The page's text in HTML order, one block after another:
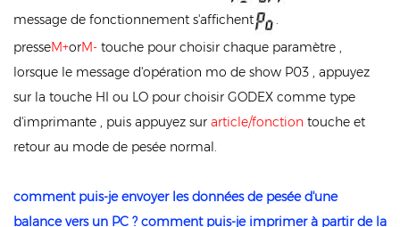
message de fonctionnement s'affichent
.
presseM+orM- touche pour choisir chaque paramètre ,
lorsque le message d'opération mo de show P03 , appuyez
sur la touche HI ou LO pour choisir GODEX comme type
d'imprimante , puis appuyez sur article/fonction touche et
retour au mode de pesée normal.
comment puis-je envoyer les données de pesée d'une
balance vers un PC ? comment puis-je imprimer à partir de la